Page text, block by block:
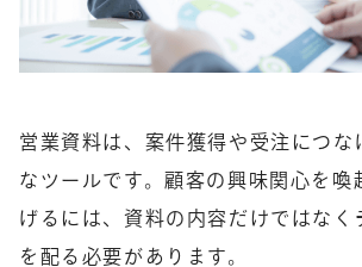
営業資料は、案件獲得や受注につな
なツールです。顧客の興味関心を喚
げるには、資料の内容だけではなく
を配る必要があります。